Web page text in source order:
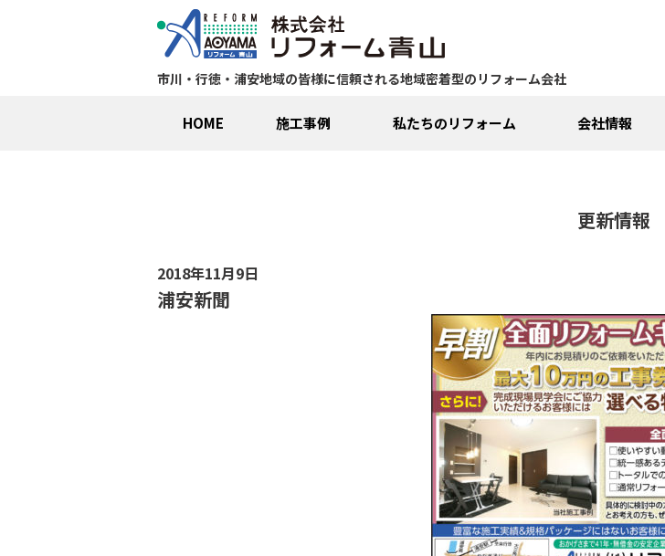
市川・行徳・浦安地域の皆様に信頼される地域密着型のリフォーム会社
HOME 施工事例 私たちのリフォーム 会社情報
更新情報
2018年11月9日
浦安新聞